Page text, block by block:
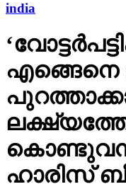
india
ഹാരിസ്